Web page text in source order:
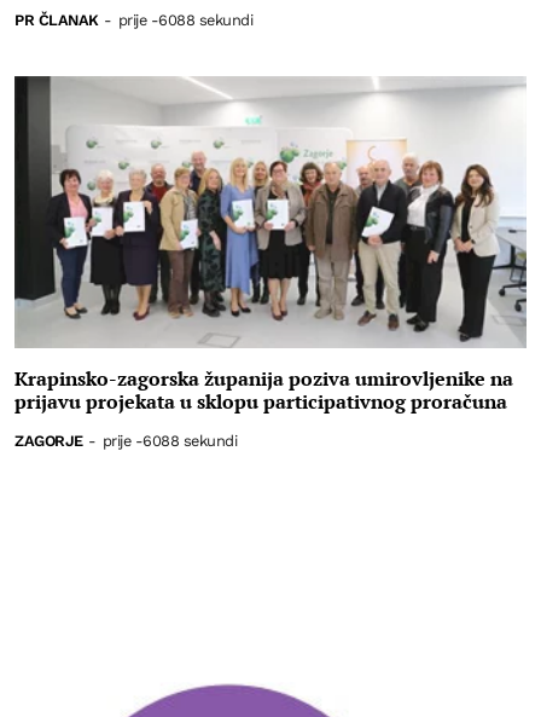
PR ČLANAK - prije -6088 sekundi
Krapinsko-zagorska županija poziva umirovljenike na
prijavu projekata u sklopu participativnog proračuna
ZAGORJE - prije -6088 sekundi